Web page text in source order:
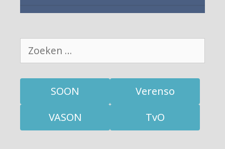
Zoek
naar:
SOON
Verenso
VASON
TvO